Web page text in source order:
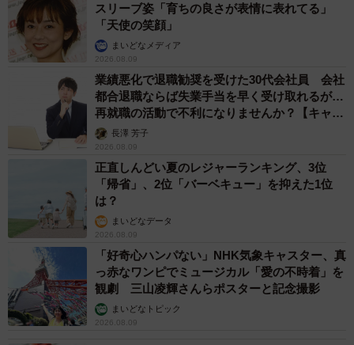
スリーブ姿「育ちの良さが表情に表れてる」
「天使の笑顔」
まいどなメディア
2026.08.09
業績悪化で退職勧奨を受けた30代会社員 会社
都合退職ならば失業手当を早く受け取れるが…
再就職の活動で不利になりませんか？【キャリ
アカウンセラーが解説】
長澤 芳子
2026.08.09
正直しんどい夏のレジャーランキング、3位
「帰省」、2位「バーベキュー」を抑えた1位
は？
まいどなデータ
2026.08.09
「好奇心ハンパない」NHK気象キャスター、真
っ赤なワンピでミュージカル「愛の不時着」を
観劇 三山凌輝さんらポスターと記念撮影
まいどなトピック
2026.08.09